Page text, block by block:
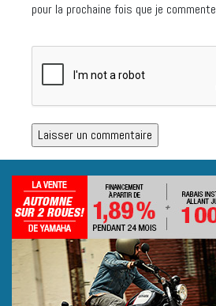
pour la prochaine fois que je